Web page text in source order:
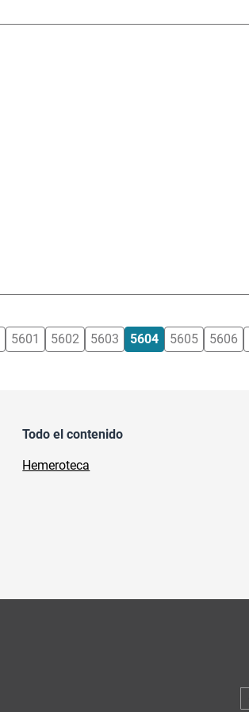
5601 5602 5603 5604 5605 5606
Todo el contenido
Hemeroteca